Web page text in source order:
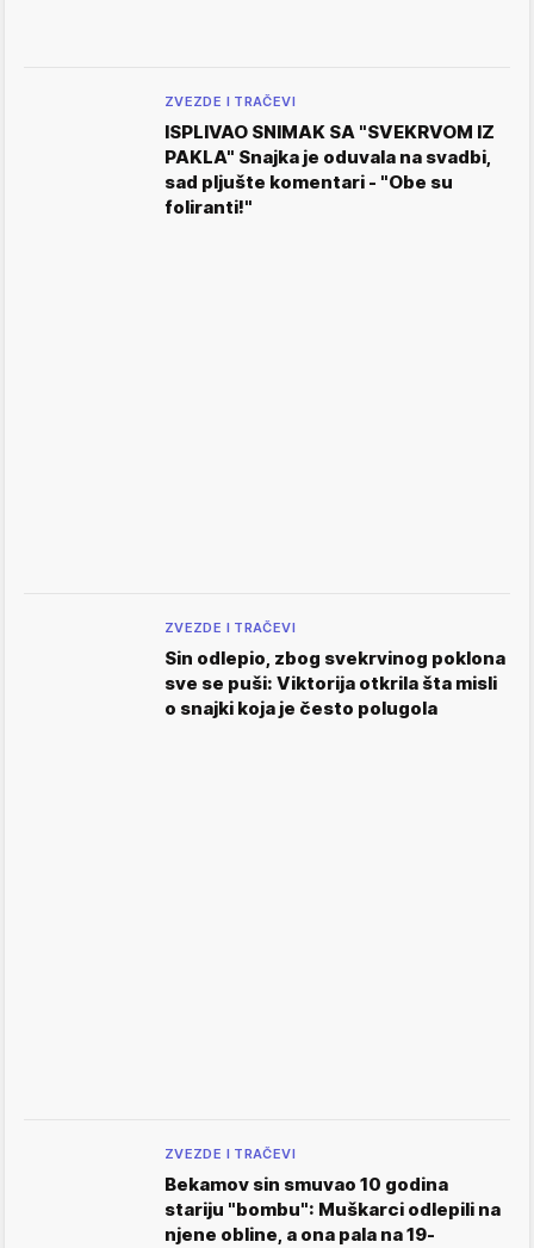
ZVEZDE I TRAČEVI
ISPLIVAO SNIMAK SA "SVEKRVOM IZ
PAKLA" Snajka je oduvala na svadbi,
sad pljušte komentari - "Obe su
foliranti!"
ZVEZDE I TRAČEVI
Sin odlepio, zbog svekrvinog poklona
sve se puši: Viktorija otkrila šta misli
o snajki koja je često polugola
ZVEZDE I TRAČEVI
Bekamov sin smuvao 10 godina
stariju "bombu": Muškarci odlepili na
njene obline, a ona pala na 19-